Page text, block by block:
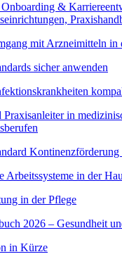
&
mit Arzneimitteln in
sicher anwenden
in
Arbeitssysteme in der
in der Pflege
2026 – Gesundheit
in Kürze